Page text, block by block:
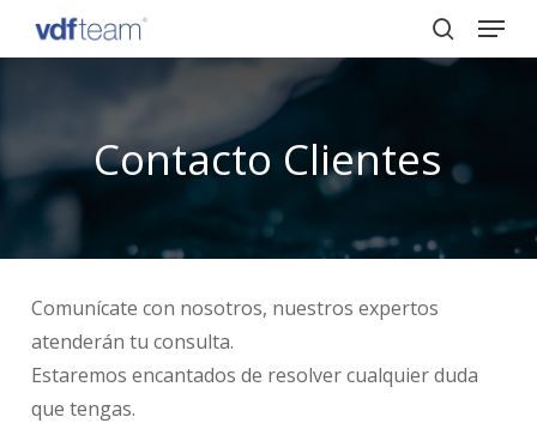
search
Menu
Contacto Clientes
Comunícate con nosotros, nuestros expertos
atenderán tu consulta.
Estaremos encantados de resolver cualquier duda
que tengas.